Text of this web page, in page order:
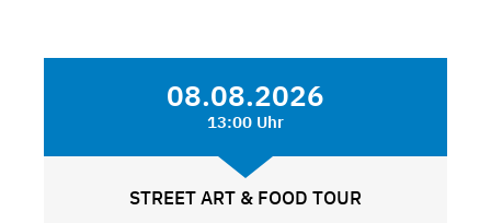
08.08.2026
13:00 Uhr
STREET ART & FOOD TOUR